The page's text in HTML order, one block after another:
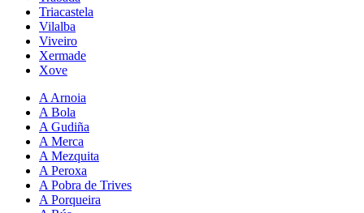
Triacastela
Vilalba
Viveiro
Xermade
Xove
A Arnoia
A Bola
A Gudiña
A Merca
A Mezquita
A Peroxa
A Pobra de Trives
A Porqueira